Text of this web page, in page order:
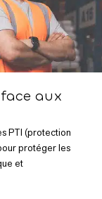
aux
PTI (protection
protéger les
et